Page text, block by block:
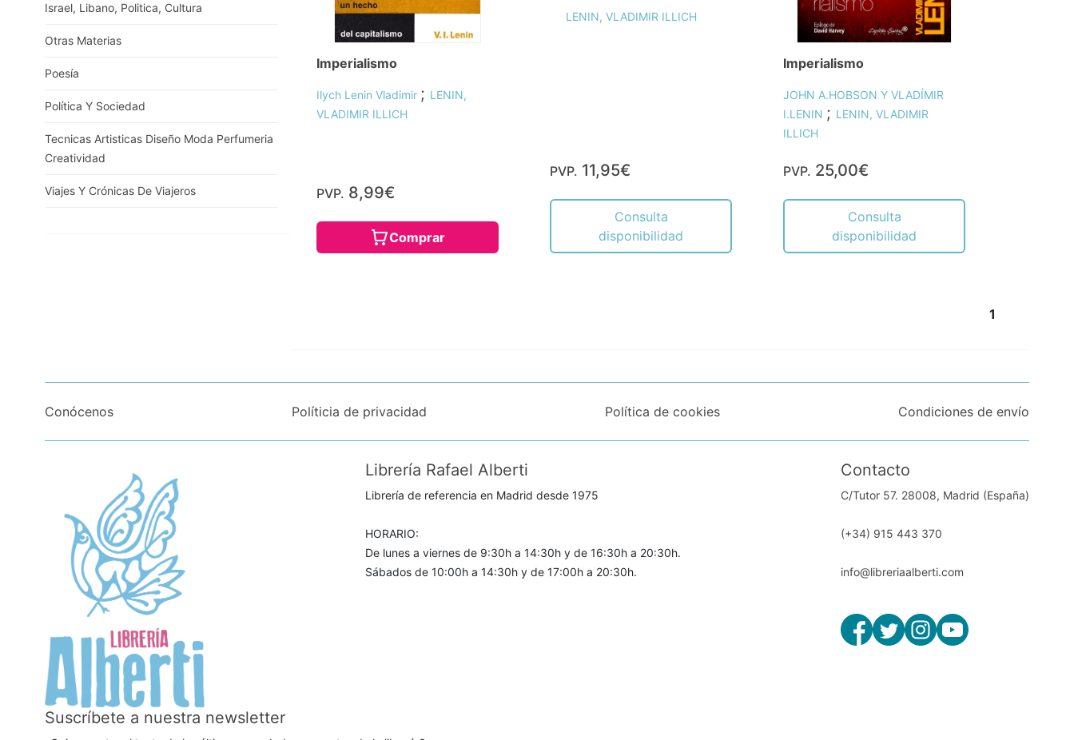
Israel, Libano, Politica, Cultura
Otras Materias
Poesía
Política Y Sociedad
Tecnicas Artisticas Diseño Moda Perfumeria
Creatividad
Viajes Y Crónicas De Viajeros
Imperialismo
Ilych Lenin Vladimir ; LENIN,
VLADIMIR ILLICH
PVP. 8,99€
Comprar
LENIN, VLADIMIR ILLICH
PVP. 11,95€
Consulta
disponibilidad
Imperialismo
JOHN A.HOBSON Y VLADÍMIR
I.LENIN ; LENIN, VLADIMIR
ILLICH
PVP. 25,00€
Consulta
disponibilidad
1
Conócenos Políticia de privacidad Política de cookies Condiciones de envío
Librería Rafael Alberti
Librería de referencia en Madrid desde 1975
HORARIO:
De lunes a viernes de 9:30h a 14:30h y de 16:30h a 20:30h.
Sábados de 10:00h a 14:30h y de 17:00h a 20:30h.
Contacto
C/Tutor 57. 28008, Madrid (España)
(+34) 915 443 370
info@libreriaalberti.com
Suscríbete a nuestra newsletter